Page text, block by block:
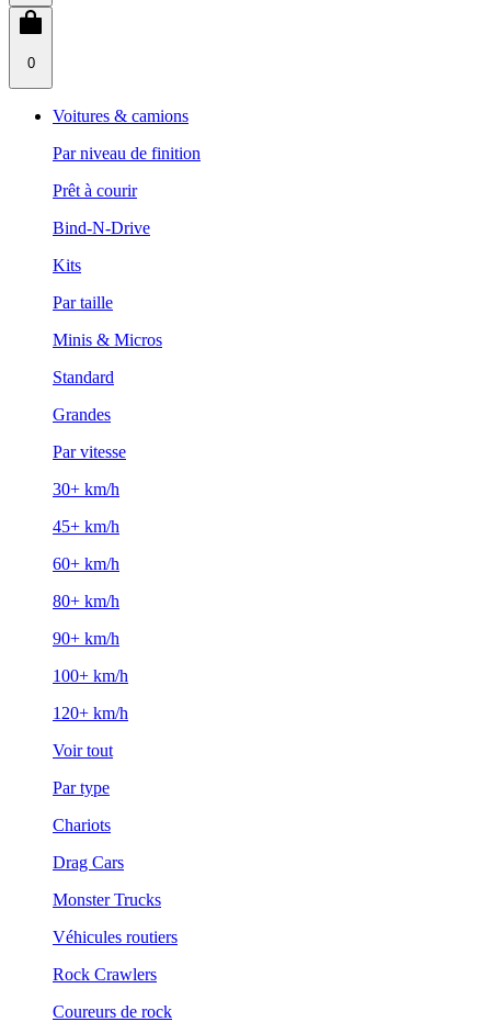
0
Voitures & camions
Par niveau de finition
Prêt à courir
Bind-N-Drive
Kits
Par taille
Minis & Micros
Standard
Grandes
Par vitesse
30+ km/h
45+ km/h
60+ km/h
80+ km/h
90+ km/h
100+ km/h
120+ km/h
Voir tout
Par type
Chariots
Drag Cars
Monster Trucks
Véhicules routiers
Rock Crawlers
Coureurs de rock